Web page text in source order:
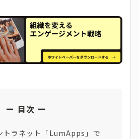
目次
トラネット「LumApps」で